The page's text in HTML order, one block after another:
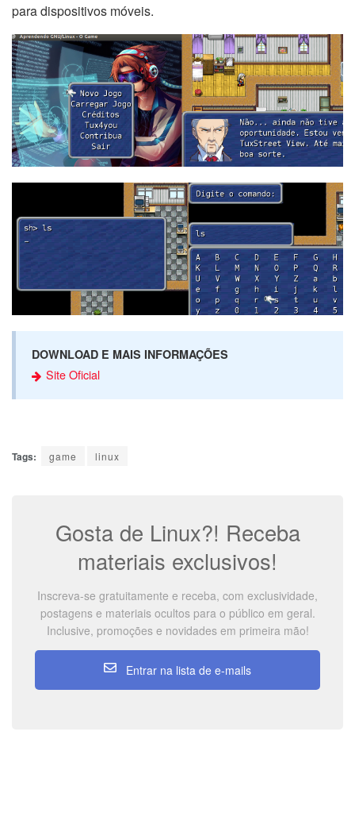
para dispositivos móveis.
DOWNLOAD E MAIS INFORMAÇÕES
Site Oficial
Tags: game linux
Gosta de Linux?! Receba
materiais exclusivos!
Inscreva-se gratuitamente e receba, com exclusividade,
postagens e materiais ocultos para o público em geral.
Inclusive, promoções e novidades em primeira mão!
Entrar na lista de e-mails